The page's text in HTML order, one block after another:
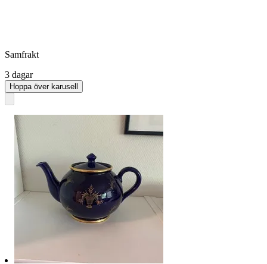
Samfrakt
3 dagar
Hoppa över karusell